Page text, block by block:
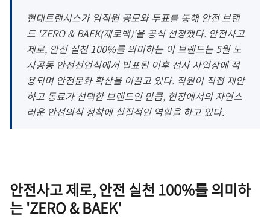
현대트랜시스가 임직원 공모와 투표를 통해 안전 브랜
드 'ZERO & BAEK(제로백)'을 공식 선정했다. 안전사고
제로, 안전 실천100%를 의미하는 이 브랜드는5월 노
사공동 안전선언식에서 발표된 이후 전사 사업장에 적
용되며 안전문화 확산을 이끌고 있다. 직원이 직접 제안
하고 동료가 선택한 브랜드인 만큼, 현장에서의 자연스
러운 안전의식 정착에 실질적인 역할을 하고 있다.
안전사고 제로, 안전 실천 100%를 의미하
는 'ZERO & BAEK'